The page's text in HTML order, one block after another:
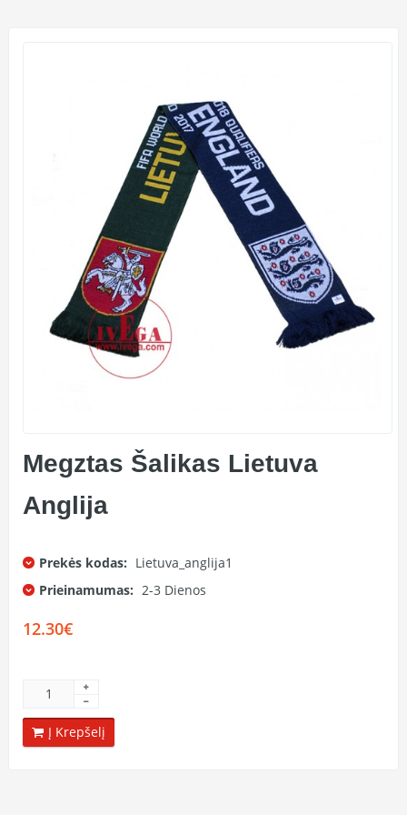
Megztas Šalikas Lietuva
Anglija
Prekės kodas: Lietuva_anglija1
Prieinamumas: 2-3 Dienos
12.30€
Į Krepšelį